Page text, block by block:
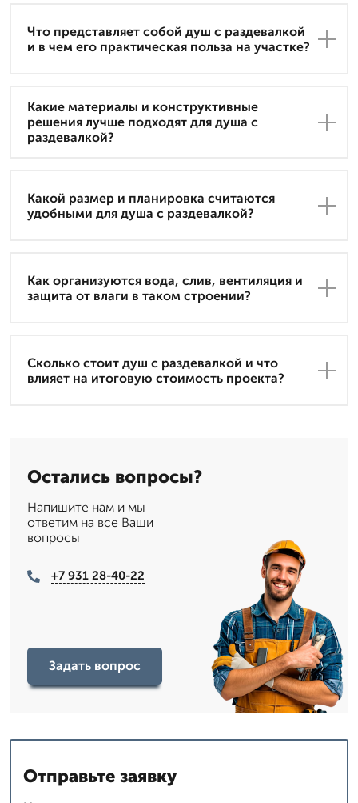
Что представляет собой душ с раздевалкой
и в чем его практическая польза на участке?
Какие материалы и конструктивные
решения лучше подходят для душа с
раздевалкой?
Какой размер и планировка считаются
удобными для душа с раздевалкой?
Как организуются вода, слив, вентиляция и
защита от влаги в таком строении?
Сколько стоит душ с раздевалкой и что
влияет на итоговую стоимость проекта?
Остались вопросы?
Напишите нам и мы
ответим на все Ваши
вопросы
+7 931 28-40-22
Задать вопрос
Отправьте заявку